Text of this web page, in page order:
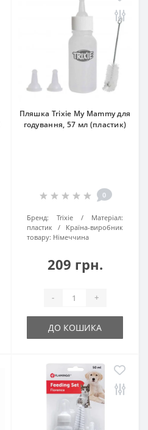
Пляшка Trixie My Mammy для
годування, 57 мл (пластик)
0
Бренд: Trixie
Матеріал:
пластик
Країна-виробник
товару: Нiмеччина
209 грн.
- +
ДО КОШИКА